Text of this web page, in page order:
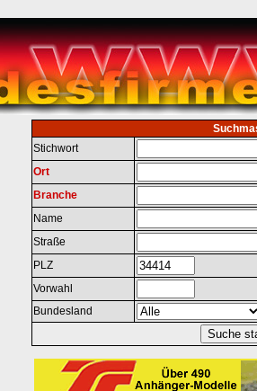
Stichwort
Ort
Branche
Name
Straße
PLZ
Vorwahl
Bundesland